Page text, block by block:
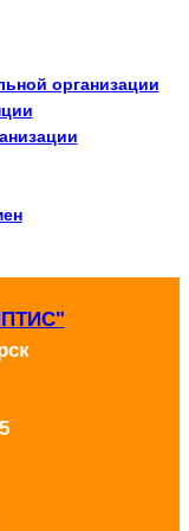
организации